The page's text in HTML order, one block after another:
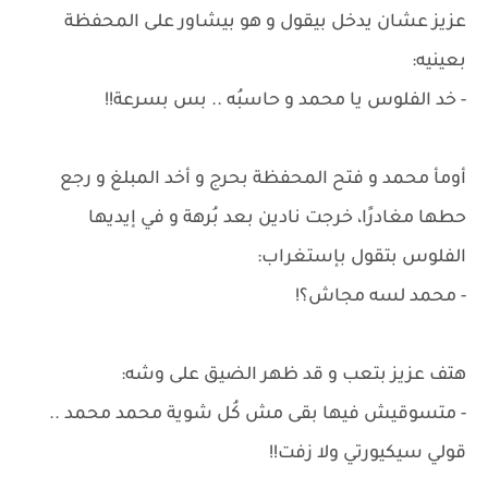
عزيز عشان يدخل بيقول و هو بيشاور على المحفظة
بعينيه:
- خد الفلوس يا محمد و حاسبُه .. بس بسرعة!!
أومأ محمد و فتح المحفظة بحرج و أخد المبلغ و رجع
حطها مغادرًا، خرجت نادين بعد بُرهة و في إيديها
الفلوس بتقول بإستغراب:
- محمد لسه مجاش؟!
هتف عزيز بتعب و قد ظهر الضيق على وشه:
- متسوقيش فيها بقى مش كُل شوية محمد محمد ..
قولي سيكيورتي ولا زفت!!